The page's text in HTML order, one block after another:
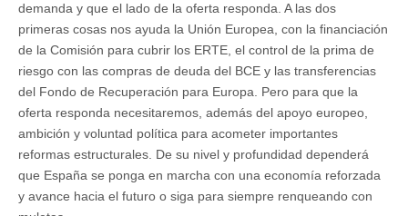
demanda y que el lado de la oferta responda. A las dos
primeras cosas nos ayuda la Unión Europea, con la financiación
de la Comisión para cubrir los ERTE, el control de la prima de
riesgo con las compras de deuda del BCE y las transferencias
del Fondo de Recuperación para Europa. Pero para que la
oferta responda necesitaremos, además del apoyo europeo,
ambición y voluntad política para acometer importantes
reformas estructurales. De su nivel y profundidad dependerá
que España se ponga en marcha con una economía reforzada
y avance hacia el futuro o siga para siempre renqueando con